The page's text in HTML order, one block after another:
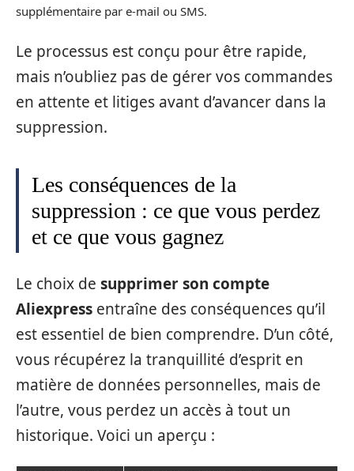
supplémentaire par e-mail ou SMS.
Le processus est conçu pour être rapide,
mais n’oubliez pas de gérer vos commandes
en attente et litiges avant d’avancer dans la
suppression.
Les conséquences de la
suppression : ce que vous perdez
et ce que vous gagnez
Le choix de supprimer son compte
Aliexpress entraîne des conséquences qu’il
est essentiel de bien comprendre. D’un côté,
vous récupérez la tranquillité d’esprit en
matière de données personnelles, mais de
l’autre, vous perdez un accès à tout un
historique. Voici un aperçu :